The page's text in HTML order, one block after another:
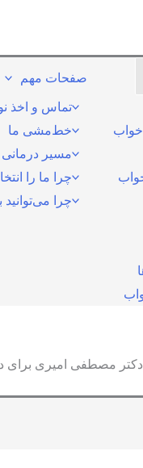
خواب
صفحات مهم
تماس و اخذ
خط‌مشی ما
مسیر
چرا ما را
چرا می‌توانید
دکتر مصطفی امیری برای